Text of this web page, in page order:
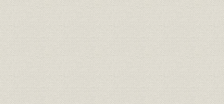
財務・業績 貸借対照表IV
昭和37年
31日